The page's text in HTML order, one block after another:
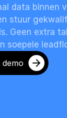
data binnen
stuur
Geen extra
soepele
demo